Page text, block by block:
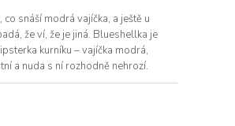
co snáší modrá vajíčka, a ještě u
že ví, že je jiná. Blueshellka je
kurníku – vajíčka modrá,
a nuda s ní rozhodně nehrozí.